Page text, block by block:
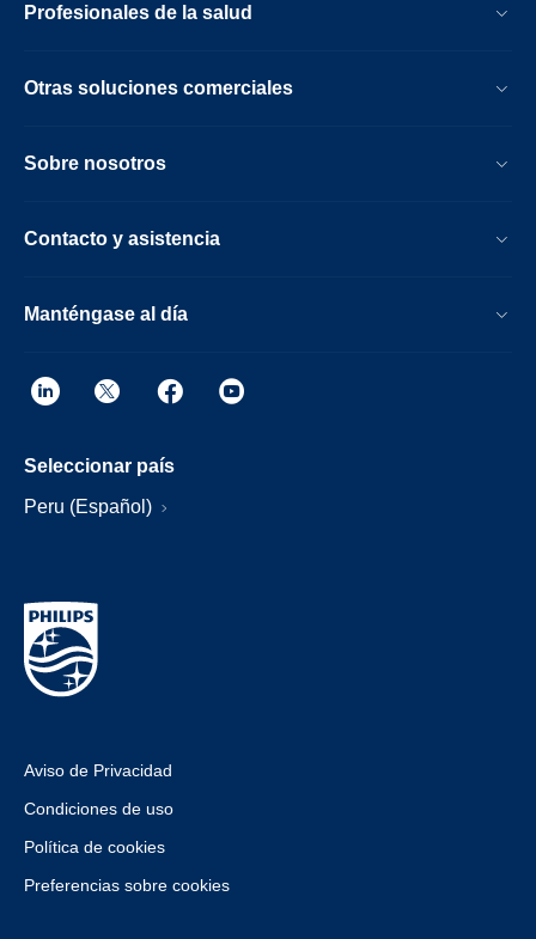
Profesionales de la salud
Otras soluciones comerciales
Sobre nosotros
Contacto y asistencia
Manténgase al día
Seleccionar país
Peru (Español)
Aviso de Privacidad
Condiciones de uso
Política de cookies
Preferencias sobre cookies